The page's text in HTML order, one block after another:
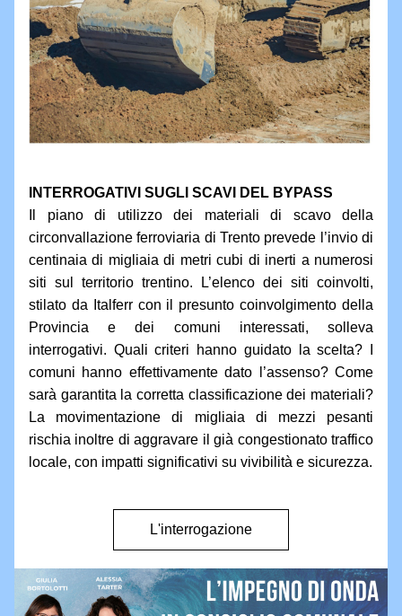
INTERROGATIVI SUGLI SCAVI DEL BYPASS
Il piano di utilizzo dei materiali di scavo della
circonvallazione ferroviaria di Trento prevede l’invio di
centinaia di migliaia di metri cubi di inerti a numerosi
siti sul territorio trentino. L’elenco dei siti coinvolti,
stilato da Italferr con il presunto coinvolgimento della
Provincia e dei comuni interessati, solleva
interrogativi. Quali criteri hanno guidato la scelta? I
comuni hanno effettivamente dato l’assenso? Come
sarà garantita la corretta classificazione dei materiali?
La movimentazione di migliaia di mezzi pesanti
rischia inoltre di aggravare il già congestionato traffico
locale, con impatti significativi su vivibilità e sicurezza.
L'interrogazione